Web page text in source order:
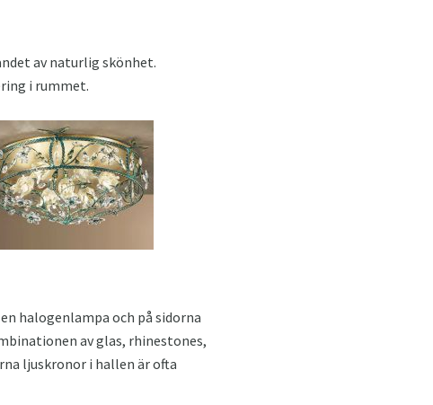
av naturlig skönhet.
i rummet.
halogenlampa och på sidorna
av glas, rhinestones,
ljuskronor i hallen är ofta